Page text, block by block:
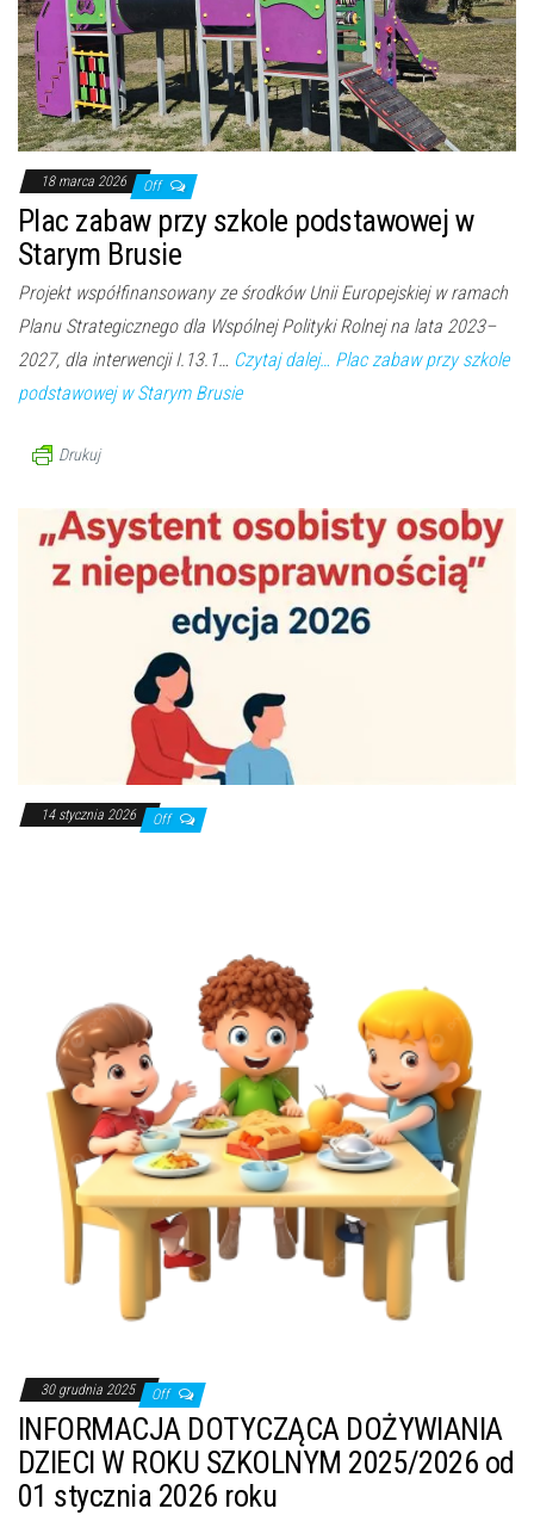
18 marca 2026 Off
Plac zabaw przy szkole podstawowej w
Starym Brusie
Projekt współfinansowany ze środków Unii Europejskiej w ramach
Planu Strategicznego dla Wspólnej Polityki Rolnej na lata 2023–
2027, dla interwencji I.13.1… Czytaj dalej… Plac zabaw przy szkole
podstawowej w Starym Brusie
Drukuj
14 stycznia 2026 Off
30 grudnia 2025 Off
INFORMACJA DOTYCZĄCA DOŻYWIANIA
DZIECI W ROKU SZKOLNYM 2025/2026 od
01 stycznia 2026 roku